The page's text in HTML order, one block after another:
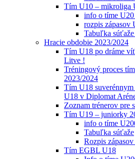
Tím U10 – mikroliga
info o tíme
rozpis zápasov
Tabuľka
Hracie obdobie 2023/2024
Tím U18 po dráme
Litve !
Tréningový proces
2023/2024
Tím U18
U18 v Diplomat
Zoznam trénerov pre
Tím U19 – juniorky
info o tíme
Tabuľka súťaže
Rozpis
Tím EGBL U18